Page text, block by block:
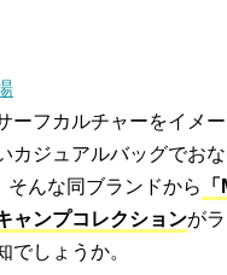
ーフカルチャーをイメ
カジュアルバッグでお
そんな同ブランドから
ャンプコレクションが
でしょうか。